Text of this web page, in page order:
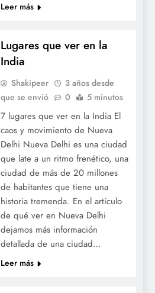
Leer más
Lugares que ver en la
India
Shakipeer
3 años desde
que se envió
0 5 minutos
7 lugares que ver en la India El
caos y movimiento de Nueva
Delhi Nueva Delhi es una ciudad
que late a un ritmo frenético, una
ciudad de más de 20 millones
de habitantes que tiene una
historia tremenda. En el artículo
de qué ver en Nueva Delhi
dejamos más información
detallada de una ciudad…
Leer más